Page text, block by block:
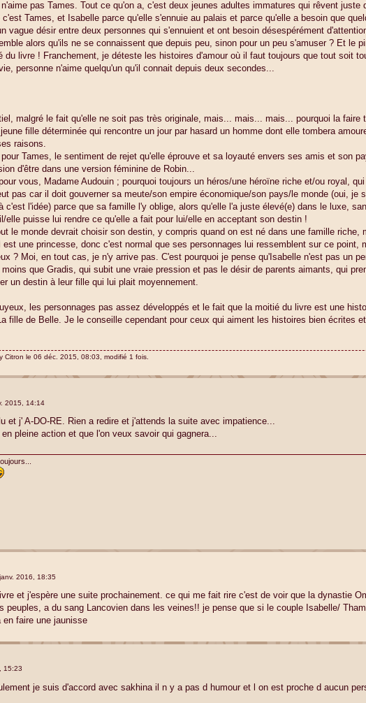
pas Tames. Tout ce qu'on a, c'est deux jeunes adultes immatures qui rêvent juste
Tames, et Isabelle parce qu'elle s'ennuie au palais et parce qu'elle a besoin que
vague désir entre deux personnes qui s'ennuient et ont besoin désespérément
alors qu'ils ne se connaissent que depuis peu, sinon pour un peu s'amuser ? Et le
du livre ! Franchement, je déteste les histoires d'amour où il faut toujours que tout soit
personne n'aime quelqu'un qu'il connait depuis deux secondes...
malgré le fait qu'elle ne soit pas très originale, mais... mais... mais... pourquoi la faire
fille déterminée qui rencontre un jour par hasard un homme dont elle tombera
raisons.
Tames, le sentiment de rejet qu'elle éprouve et sa loyauté envers ses amis et son
d'être dans une version féminine de Robin...
vous, Madame Audouin ; pourquoi toujours un héros/une héroïne riche et/ou royal,
pas car il doit gouverner sa meute/son empire économique/son pays/le monde (oui, je
c'est l'idée) parce que sa famille l'y oblige, alors qu'elle l'a juste élevé(e) dans le luxe,
elle puisse lui rendre ce qu'elle a fait pour lui/elle en acceptant son destin !
le monde devrait choisir son destin, y compris quand on est né dans une famille riche,
est une princesse, donc c'est normal que ses personnages lui ressemblent sur ce point,
? Moi, en tout cas, je n'y arrive pas. C'est pourquoi je pense qu'Isabelle n'est pas un
que Gradis, qui subit une vraie pression et pas le désir de parents aimants, qui
un destin à leur fille qui lui plait moyennement.
les personnages pas assez développés et le fait que la moitié du livre est une
fille de Belle. Je le conseille cependant pour ceux qui aiment les histoires bien écrites
Citron le 06 déc. 2015, 08:03, modifié 1 fois.
2015, 14:14
et j' A-DO-RE. Rien a redire et j'attends la suite avec impatience...
pleine action et que l'on veux savoir qui gagnera...
2016, 18:35
et j'espère une suite prochainement. ce qui me fait rire c'est de voir que la dynastie
peuples, a du sang Lancovien dans les veines!! je pense que si le couple Isabelle/
faire une jaunisse
15:23
je suis d'accord avec sakhina il n y a pas d humour et l on est proche d aucun